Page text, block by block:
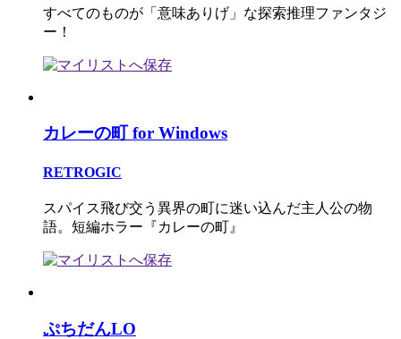
すべてのものが「意味ありげ」な探索推理ファンタジ
ー！
カレーの町 for Windows
RETROGIC
スパイス飛び交う異界の町に迷い込んだ主人公の物
語。短編ホラー『カレーの町』
ぷちだんLO